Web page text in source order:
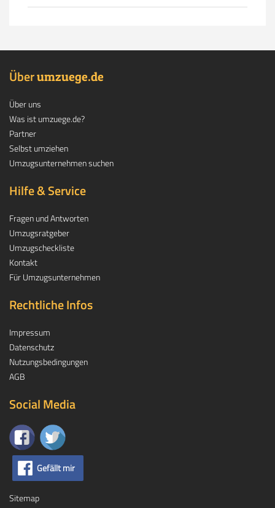
Überumzuege.de
Über uns
Was ist umzuege.de?
Partner
Selbst umziehen
Umzugsunternehmen suchen
Hilfe & Service
Fragen und Antworten
Umzugsratgeber
Umzugscheckliste
Kontakt
Für Umzugsunternehmen
Rechtliche Infos
Impressum
Datenschutz
Nutzungsbedingungen
AGB
Social Media
Gefällt mir
Sitemap